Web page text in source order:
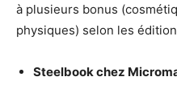
à plusieurs bonus
physiques) selon les
Steelbook chez